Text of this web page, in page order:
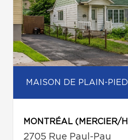
MAISON DE PLAIN-PIED
2705 Rue Paul-Pau